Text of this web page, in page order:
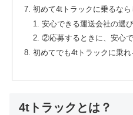
初めて4tトラックに乗るな
安心できる運送会社の選
②応募するときに、安心
初めてでも4tトラックに乗
4tトラックとは？